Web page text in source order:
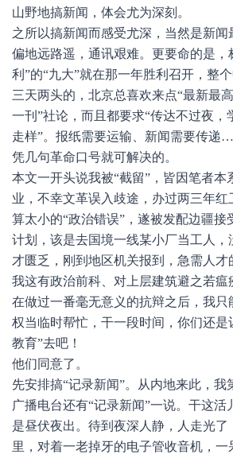
山野地搞新闻，体会尤为深刻。
之所以搞新闻而感受尤深，当然是新闻
偏地远路遥，通讯艰难。更要命的是，
利”的“九大”就在那一年胜利召开，整
三天两头的，北京总喜欢来点“最新最
一刊”社论，而且都要求“传达不过夜，
走样”。报纸需要运输、新闻需要传递
凭几句革命口号就可解决的。
本文一开头说我被“截留”，皆因笔者本
业，不幸文革误入歧途，办过两三年红
算太小的“政治错误”，遂被发配边疆接
计划，该是去国境一线某小厂当工人，
才匮乏，刚到地区机关报到，急需人
我这有政治前科、对上层建筑避之若瘟
在做过一番毫无意义的抗辩之后，我只
权当临时帮忙，干一段时间，你们还是
教育”去吧！
他们同意了。
先安排搞“记录新闻”。从内地来此，我
广播电台还有“记录新闻”一说。干这活
是昼伏夜出。待到夜深人静，人走光了
里，对着一老掉牙的电子管收音机，一